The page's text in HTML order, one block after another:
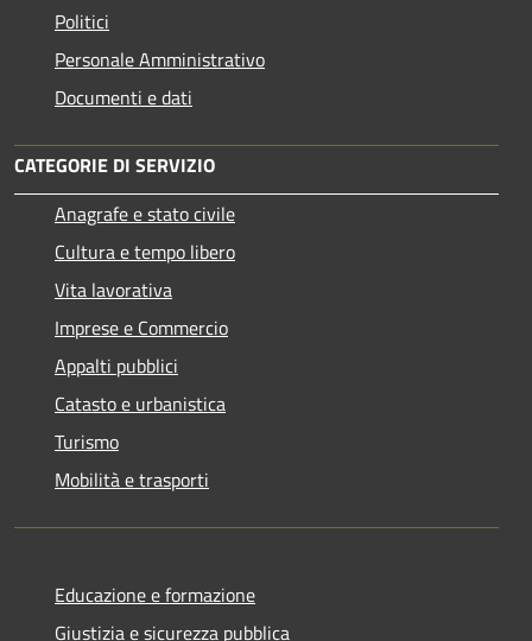
Politici
Personale Amministrativo
Documenti e dati
CATEGORIE DI SERVIZIO
Anagrafe e stato civile
Cultura e tempo libero
Vita lavorativa
Imprese e Commercio
Appalti pubblici
Catasto e urbanistica
Turismo
Mobilità e trasporti
Educazione e formazione
Giustizia e sicurezza pubblica